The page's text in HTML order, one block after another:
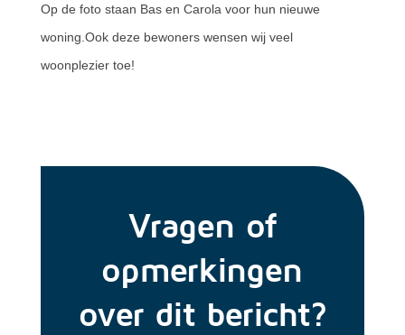
Op de foto staan Bas en Carola voor hun nieuwe
woning. Ook deze bewoners wensen wij veel
woonplezier toe!
Vragen of
opmerkingen
over dit bericht?